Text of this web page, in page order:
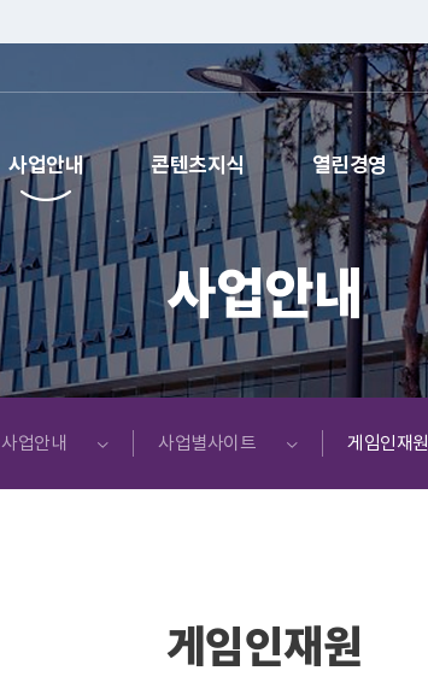
사업안내 콘텐츠지식 열린경영
사업안내
사업안내
사업별사이트 게임인재원
게임인재원